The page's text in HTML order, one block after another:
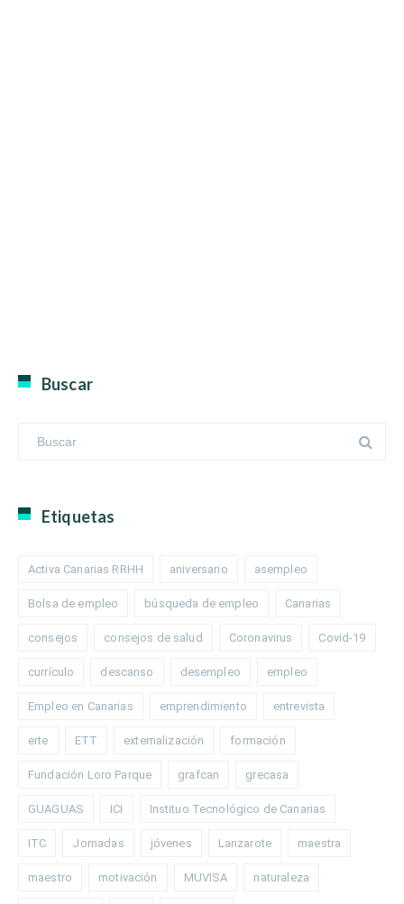
Buscar
Etiquetas
Activa Canarias RRHH aniversario asempleo
Bolsa de empleo búsqueda de empleo Canarias
consejos consejos de salud Coronavirus Covid-19
currículo descanso desempleo empleo
Empleo en Canarias emprendimiento entrevista
erte ETT externalización formación
Fundación Loro Parque grafcan grecasa
GUAGUAS ICI Instituo Tecnológico de Canarias
ITC Jornadas jóvenes Lanzarote maestra
maestro motivación MUVISA naturaleza